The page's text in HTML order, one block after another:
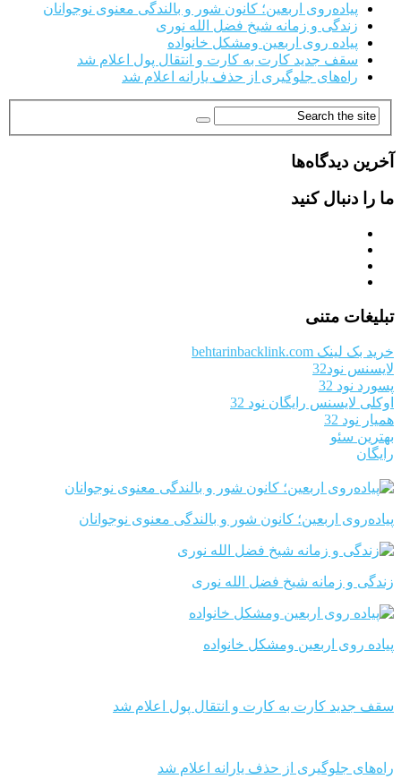
پیاده‌روی اربعین؛ کانون شور و بالندگی معنوی نوجوانان
زندگی و زمانه شیخ فضل الله نوری
پیاده روی اربعین ومشکل خانواده
سقف جدید کارت به کارت و انتقال پول اعلام شد
راه‌های جلوگیری از حذف یارانه اعلام شد
آخرین دیدگاه‌ها
ما را دنبال کنید
تبلیغات متنی
خرید بک لینک behtarinbacklink.com
لایسنس نود32
پسورد نود 32
اوکلی لایسنس رایگان نود 32
همیار نود 32
بهترین سئو
رایگان
پیاده‌روی اربعین؛ کانون شور و بالندگی معنوی نوجوانان
زندگی و زمانه شیخ فضل الله نوری
پیاده روی اربعین ومشکل خانواده
سقف جدید کارت به کارت و انتقال پول اعلام شد
راه‌های جلوگیری از حذف یارانه اعلام شد